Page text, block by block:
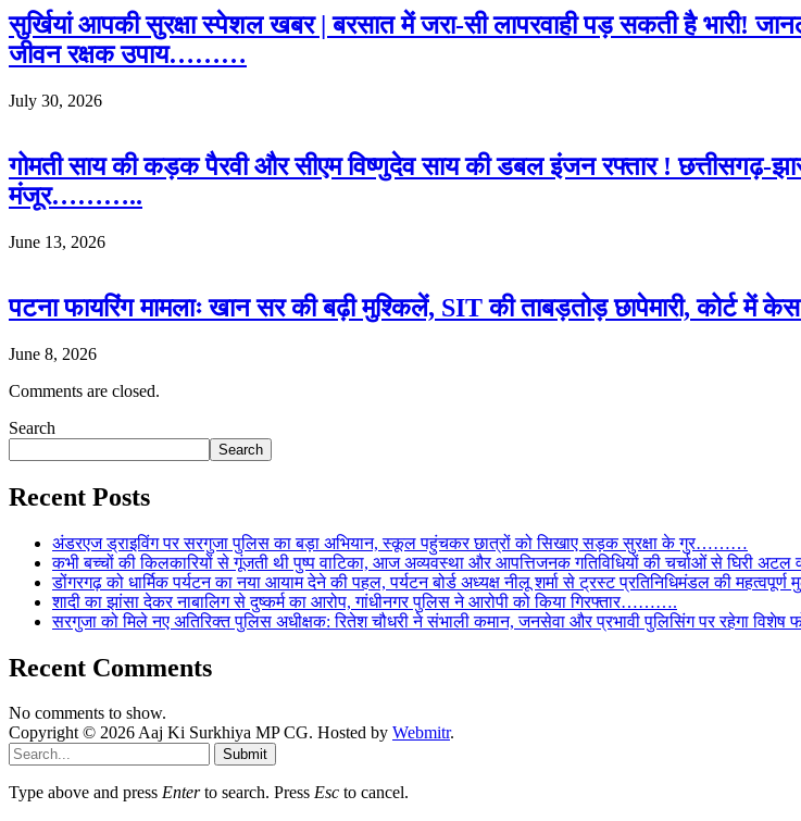
सुर्खियां आपकी सुरक्षा स्पेशल खबर | बरसात में जरा-सी लापरवाही पड़ सकती है भारी!
जीवन रक्षक उपाय………
July 30, 2026
गोमती साय की कड़क पैरवी और सीएम विष्णुदेव साय की डबल इंजन रफ्तार !
मंजूर………..
June 13, 2026
पटना फायरिंग मामलाः खान सर की बढ़ी मुश्किलें, SIT की ताबड़तोड़ छापेमारी, कोर्ट में केस
June 8, 2026
Comments are closed.
Search
Search
Recent Posts
अंडरएज ड्राइविंग पर सरगुजा पुलिस का बड़ा अभियान, स्कूल पहुंचकर छात्रों को सिखाए सड़क सुरक्षा के गुर………
कभी बच्चों की किलकारियों से गूंजती थी पुष्प वाटिका, आज अव्यवस्था और आपत्तिजनक गतिविधियों की चर्चाओं से घिरी अटल
डोंगरगढ़ को धार्मिक पर्यटन का नया आयाम देने की पहल, पर्यटन बोर्ड अध्यक्ष नीलू शर्मा से ट्रस्ट प्रतिनिधिमंडल की
शादी का झांसा देकर नाबालिग से दुष्कर्म का आरोप, गांधीनगर पुलिस ने आरोपी को किया गिरफ्तार……….
सरगुजा को मिले नए अतिरिक्त पुलिस अधीक्षक: रितेश चौधरी ने संभाली कमान, जनसेवा और प्रभावी पुलिसिंग पर रहेगा
Recent Comments
No comments to show.
Copyright © 2026 Aaj Ki Surkhiya MP CG. Hosted by Webmitr.
Submit
Type above and press Enterto search. Press Esc to cancel.